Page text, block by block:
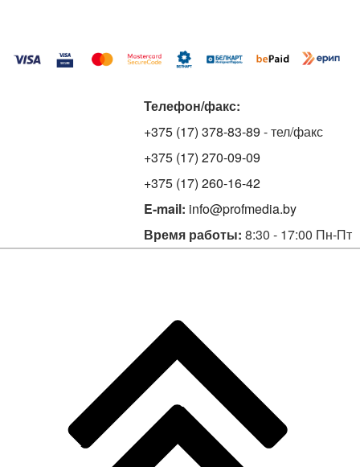
Телефон/факс:
+375 (17) 378-83-89 - тел/факс
+375 (17) 270-09-09
+375 (17) 260-16-42
E-mail: info@profmedia.by
Время работы: 8:30 - 17:00 Пн-Пт